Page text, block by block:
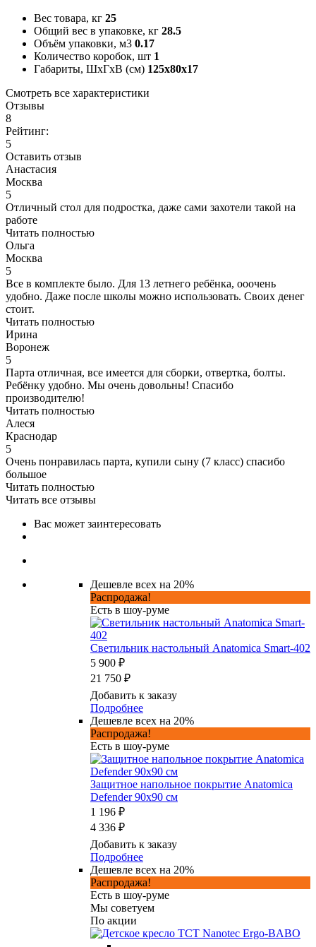
Вес товара, кг 25
Общий вес в упаковке, кг 28.5
Объём упаковки, м3 0.17
Количество коробок, шт 1
Габариты, ШxГxВ (см) 125x80x17
Смотреть все характеристики
Отзывы
8
Рейтинг:
5
Оставить отзыв
Анастасия
Москва
5
Отличный стол для подростка, даже сами захотели такой на
работе
Читать полностью
Ольга
Москва
5
Все в комплекте было. Для 13 летнего ребёнка, ооочень
удобно. Даже после школы можно использовать. Своих денег
стоит.
Читать полностью
Ирина
Воронеж
5
Парта отличная, все имеется для сборки, отвертка, болты.
Ребёнку удобно. Мы очень довольны! Спасибо
производителю!
Читать полностью
Алеся
Краснодар
5
Очень понравилась парта, купили сыну (7 класс) спасибо
большое
Читать полностью
Читать все отзывы
Вас может заинтересовать
Дешевле всех на 20%
Распродажа!
Есть в шоу-руме
Светильник настольный Anatomica Smart-402
5 900 ₽
21 750 ₽
Добавить к заказу
Подробнее
Дешевле всех на 20%
Распродажа!
Есть в шоу-руме
Защитное напольное покрытие Anatomica
Defender 90x90 см
1 196 ₽
4 336 ₽
Добавить к заказу
Подробнее
Дешевле всех на 20%
Распродажа!
Есть в шоу-руме
Мы советуем
По акции